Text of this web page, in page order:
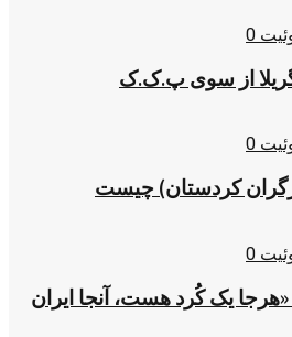
0
گریلا از سوی پ.ک.ک
0
کردستان) چیست
0
یک کُرد هست، آنجا ایران